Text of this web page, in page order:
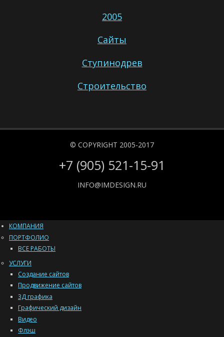
2005
Сайты
Ступинодрев
Строительство
© COPYRIGHT 2005-2017
+7 (905) 521-15-91
INFO@IMDESIGN.RU
КОМПАНИЯ
ПОРТФОЛИО
ВСЕ РАБОТЫ
УСЛУГИ
Создание сайтов
Продвижение сайтов
3Д графика
Графический дизайн
Видео
Флэш